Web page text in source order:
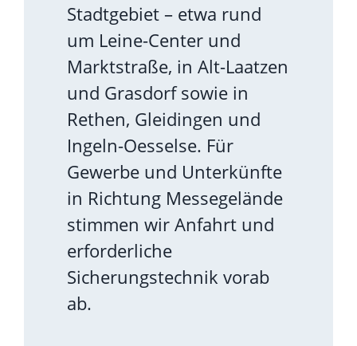
Stadtgebiet – etwa rund
um Leine-Center und
Marktstraße, in Alt-Laatzen
und Grasdorf sowie in
Rethen, Gleidingen und
Ingeln-Oesselse. Für
Gewerbe und Unterkünfte
in Richtung Messegelände
stimmen wir Anfahrt und
erforderliche
Sicherungstechnik vorab
ab.